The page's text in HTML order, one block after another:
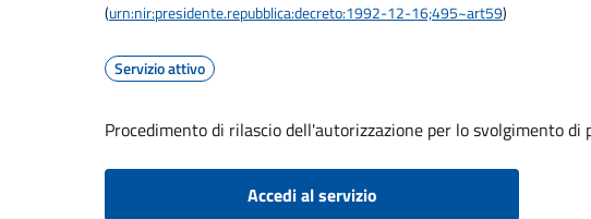
(urn:nir:presidente.repubblica:decreto:1992-12-16;495~art59)
Servizio attivo
Procedimento di rilascio dell'autorizzazione per lo svolgimento di
Accedi al servizio